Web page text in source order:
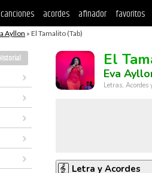
canciones acordes afinador favoritos
Ayllon » El Tamalito (Tab)
El
Eva
Letras,
Letra y Acordes